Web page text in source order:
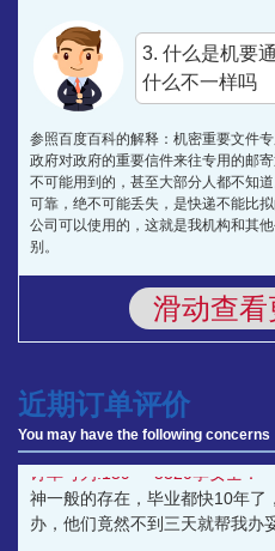
3. 什么是机要
什么不一样吗
参照百度百科的解释：机密重要文件
政府对政府的重要信件来往专用的邮
不可能用到的，甚至大部分人都不知
可靠，绝不可能丢失，是快递不能比
公司可以使用的，这就是我机构和其
别。
4.你们的收费
呢？
我机构在各个电商平台均有店铺，先服
可通过第三方平台下单，我机构服务完
证客户资金安全。
5.你们还会有
滑动查看
近期订单评价
You may have the following concerns
订单号为:139****6890郭先生：
优选智嘉的老师真的是太给力了
籍档案已经补好了，谢谢！
订单号为:136****4013王先生：
优选智嘉办事员办事效率真高，
会推荐给你们的。
订单号为:136****0962杨女士：
优选智嘉的老师态度特别好，办
订单号为:159****5320李女士：
神一般的存在，毕业都快10年了
办，他们竟然不到三天就帮我办